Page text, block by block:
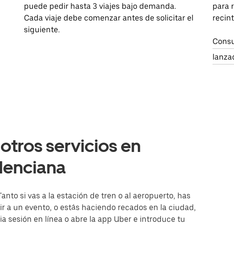
puede pedir hasta 3 viajes bajo demanda.
Cada viaje debe comenzar antes de solicitar el
siguiente.
para
servicios en
si vas a la estación de tren o al aeropuerto, has
a un evento, o estás haciendo recados en la ciudad,
sesión en línea o abre la app Uber e introduce tu